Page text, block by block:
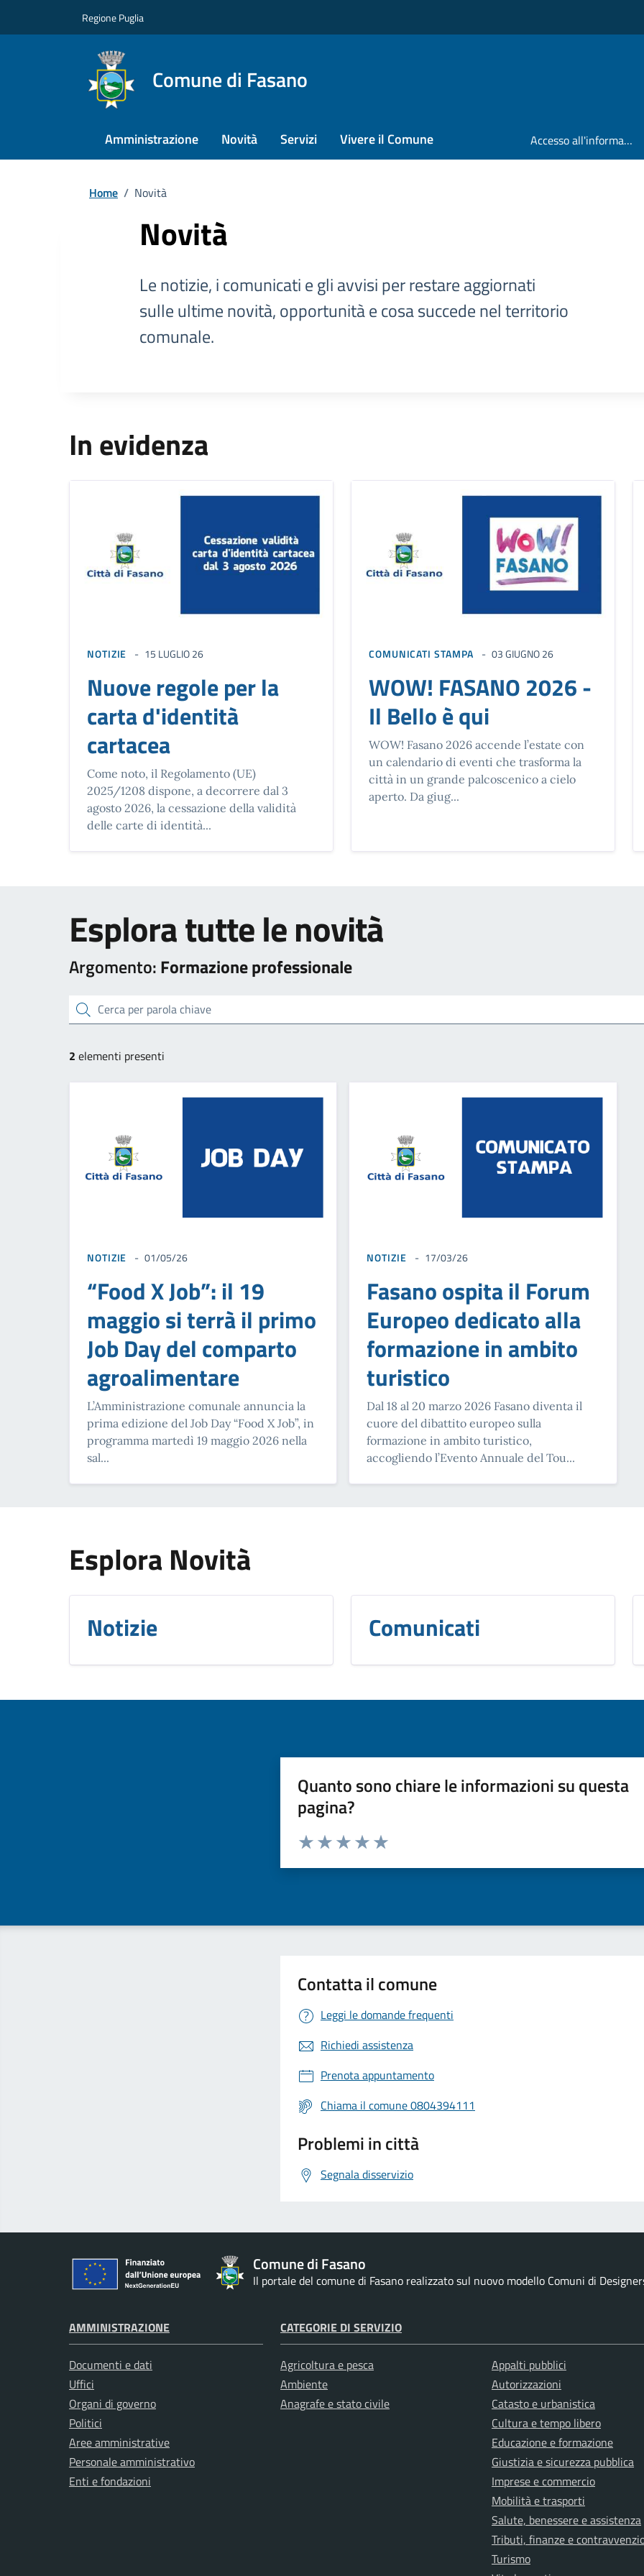
Regione Puglia
Comune di Fasano
Amministrazione Novità Servizi Vivere il Comune Accesso all'informazione
Home / Novità
Novità
Le notizie, i comunicati e gli avvisi per restare aggiornati
sulle ultime novità, opportunità e cosa succede nel territorio
comunale.
In evidenza
NOTIZIE 15 LUGLIO 26
Nuove regole per la
carta d'identità
cartacea
Come noto, il Regolamento (UE)
2025/1208 dispone, a decorrere dal 3
agosto 2026, la cessazione della validità
delle carte di identità...
COMUNICATI STAMPA 03 GIUGNO 26
WOW! FASANO 2026 -
Il Bello è qui
WOW! Fasano 2026 accende l’estate con
un calendario di eventi che trasforma la
città in un grande palcoscenico a cielo
aperto. Da giug...
Esplora tutte le novità
Argomento:Formazione professionale
cerca
2 elementi presenti
NOTIZIE 01/05/26
“Food X Job”: il 19
maggio si terrà il primo
Job Day del comparto
agroalimentare
L’Amministrazione comunale annuncia la
prima edizione del Job Day “Food X Job”, in
programma martedì 19 maggio 2026 nella
sal...
NOTIZIE 17/03/26
Fasano ospita il Forum
Europeo dedicato alla
formazione in ambito
turistico
Dal 18 al 20 marzo 2026 Fasano diventa il
cuore del dibattito europeo sulla
formazione in ambito turistico,
accogliendo l’Evento Annuale del Tou...
Esplora Novità
Notizie Comunicati
Quanto sono chiare le informazioni su questa
pagina?
Valuta da 1 a 5 stelle la pagina
Contatta il comune
Leggi le domande frequenti
Richiedi assistenza
Prenota appuntamento
Chiama il comune 0804394111
Problemi in città
Segnala disservizio
Comune di Fasano
Il portale del comune di Fasano realizzato sul nuovo modello Comuni di
AMMINISTRAZIONE
Documenti e dati
Uffici
Organi di governo
Politici
Aree amministrative
Personale amministrativo
Enti e fondazioni
CATEGORIE DI SERVIZIO
Agricoltura e pesca
Ambiente
Anagrafe e stato civile
Appalti pubblici
Autorizzazioni
Catasto e urbanistica
Cultura e tempo libero
Educazione e formazione
Giustizia e sicurezza pubblica
Imprese e commercio
Mobilità e trasporti
Salute, benessere e assistenza
Tributi, finanze e
Turismo